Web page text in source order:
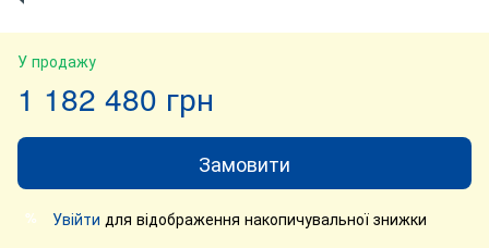
У продажу
1 182 480 грн
Замовити
% Увійти для відображення накопичувальної знижки